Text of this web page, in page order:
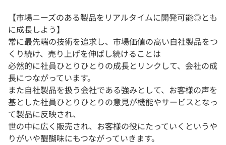
【市場ニーズのある製品をリアルタイムに開発可能◎とも
に成長しよう】
常に最先端の技術を追求し、市場価値の高い自社製品をつ
くり続け、売り上げを伸ばし続けることは
必然的に社員ひとりひとりの成長とリンクして、会社の成
長につながっています。
また自社製品を扱う会社である強みとして、お客様の声を
基とした社員ひとりひとりの意見が機能やサービスとなっ
て製品に反映され、
世の中に広く販売され、お客様の役にたっていくというや
りがいや醍醐味にもつながっていきます。